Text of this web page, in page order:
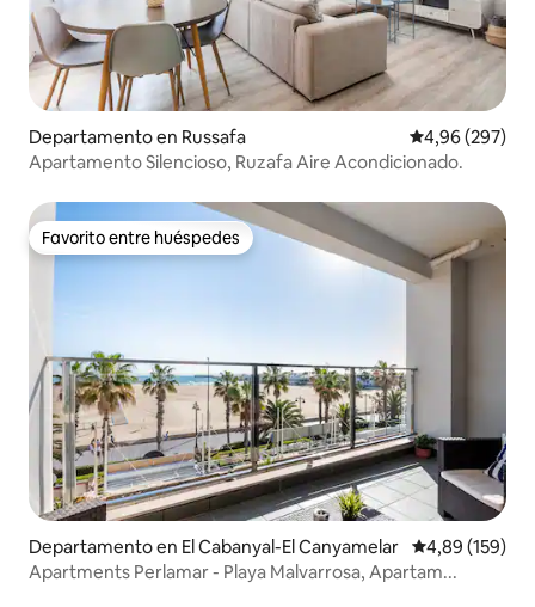
Departamento en Russafa Calificación
4,96 (297)
Apartamento Silencioso, Ruzafa Aire Acondicionado.
Favorito entre huéspedes
Favorito entre huéspedes
Departamento en El Cabanyal-El Canyamelar Calificación
4,89 (159)
Apartments Perlamar - Playa Malvarrosa, Apartam...